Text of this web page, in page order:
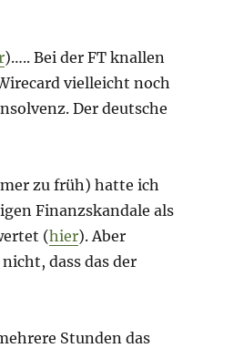
)….. Bei der FT knallen
vielleicht noch
Der deutsche
zu früh) hatte ich
Finanzskandale als
(hier). Aber
dass das der
Stunden das